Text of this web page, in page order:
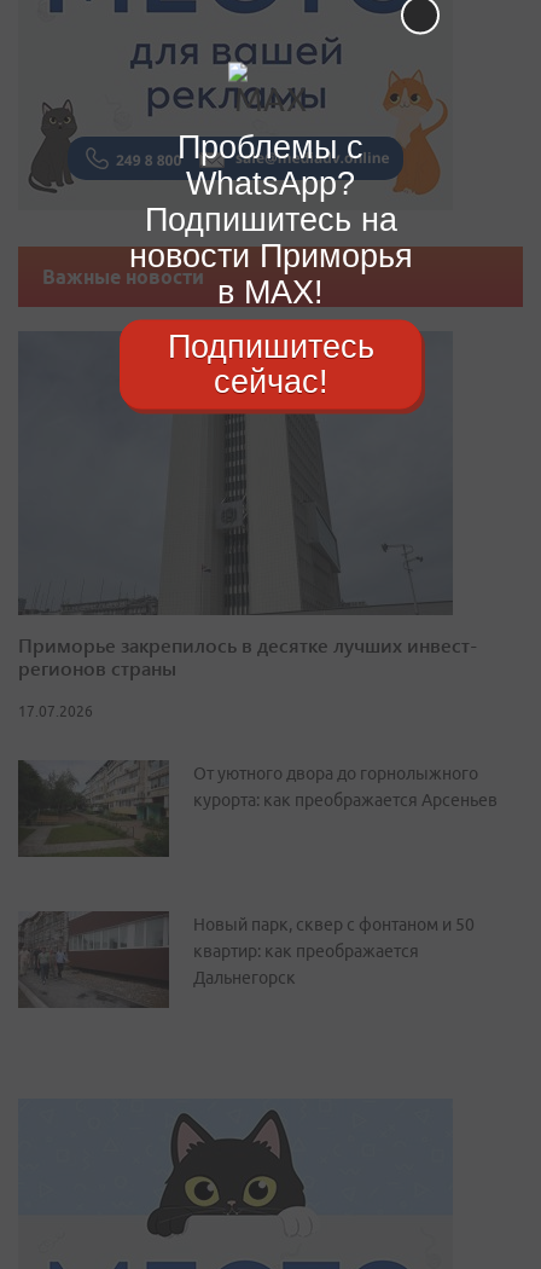
Важные новости
Приморье закрепилось в десятке лучших инвест-
регионов страны
17.07.2026
От уютного двора до горнолыжного
курорта: как преображается Арсеньев
Новый парк, сквер с фонтаном и 50
квартир: как преображается
Дальнегорск
Проблемы с
WhatsApp?
Подпишитесь на
новости Приморья
в MAX!
Подпишитесь
сейчас!